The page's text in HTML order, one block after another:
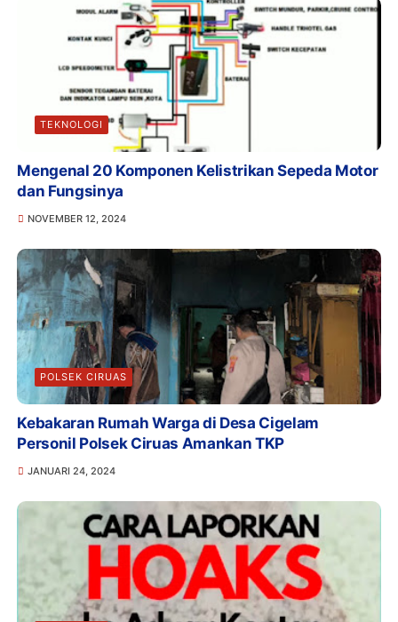
TEKNOLOGI
Mengenal 20 Komponen Kelistrikan Sepeda Motor
dan Fungsinya
NOVEMBER 12, 2024
POLSEK CIRUAS
Kebakaran Rumah Warga di Desa Cigelam
Personil Polsek Ciruas Amankan TKP
JANUARI 24, 2024